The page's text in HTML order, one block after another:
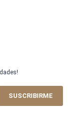
SUSCRIBIRME